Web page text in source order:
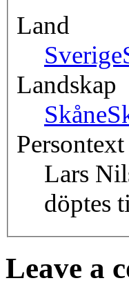
Land
Sverige
Landskap
Skåne
Persontext
Lars
döptes
Leave a